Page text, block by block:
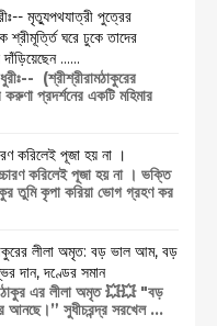
মৃত্যুপথযাত্রী পুত্রের
শ্রীমূর্ত্তি ঘরে ঢুকে তাদের
......
(শ্রীশ্রীরামঠাকুরের
প্রদর্শনের একটি মহিমার
করিলেই পূজা হয় না ।
করিলেই পূজা হয় না । ভক্তি
তুমি কৃপা করিয়া ভোগ গ্রহণ কর
লীলা অমৃত: বড় ভাল আম, বড়
দান, দণ্ডের সমান
ঠাকুর এর লীলা অমৃত 💥💥 "বড়
আনছে।” সুধীচরন্দ্র সরখেল ...